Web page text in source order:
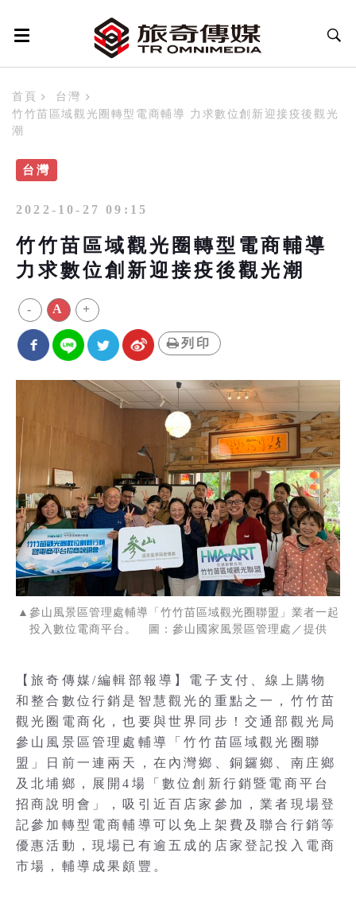
首頁
台灣
竹竹苗區域觀光圈轉型電商輔導 力求數位創新迎接疫後觀光
潮
台灣
2022-10-27 09:15
竹竹苗區域觀光圈轉型電商輔導
力求數位創新迎接疫後觀光潮
- A +
列印
▲參山風景區管理處輔導「竹竹苗區域觀光圈聯盟」業者一起
投入數位電商平台。 圖：參山國家風景區管理處／提供
【旅奇傳媒/編輯部報導】電子支付、線上購物
和整合數位行銷是智慧觀光的重點之一，竹竹苗
觀光圈電商化，也要與世界同步！交通部觀光局
參山風景區管理處輔導「竹竹苗區域觀光圈聯
盟」日前一連兩天，在內灣鄉、銅鑼鄉、南庄鄉
及北埔鄉，展開4場「數位創新行銷暨電商平台
招商說明會」，吸引近百店家參加，業者現場登
記參加轉型電商輔導可以免上架費及聯合行銷等
優惠活動，現場已有逾五成的店家登記投入電商
市場，輔導成果頗豐。